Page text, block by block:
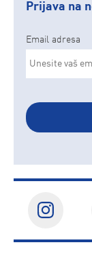
Prijava na
Email adresa